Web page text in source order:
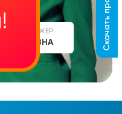
МЕНЕДЖЕР
СЕРГЕЕВНА